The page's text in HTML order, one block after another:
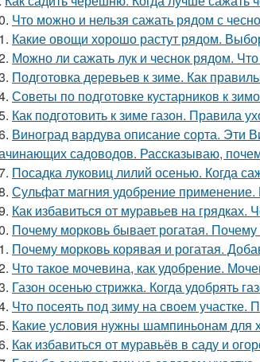
Что можно и нельзя сажать рядом с
Какие овощи хорошо растут рядом.
Можно ли сажать лук и чеснок рядом.
Подготовка деревьев к зиме. Как
Советы по подготовке кустарников к
Как подготовить к зиме газон. Правила
Виноград вардува описание сорта.
садоводов. Рассказываю,
Посадка луковиц лилий осенью. Когда
Сульфат магния удобрение применение.
Как избавиться от муравьев на грядках.
Почему морковь бывает рогатая.
Почему морковь корявая и рогатая.
Что такое мочевина, как удобрение.
Газон осенью стрижка. Когда удобрять
Что посеять под зиму на своем участке.
Какие условия нужны шампиньонам
Как избавиться от муравьёв в саду и